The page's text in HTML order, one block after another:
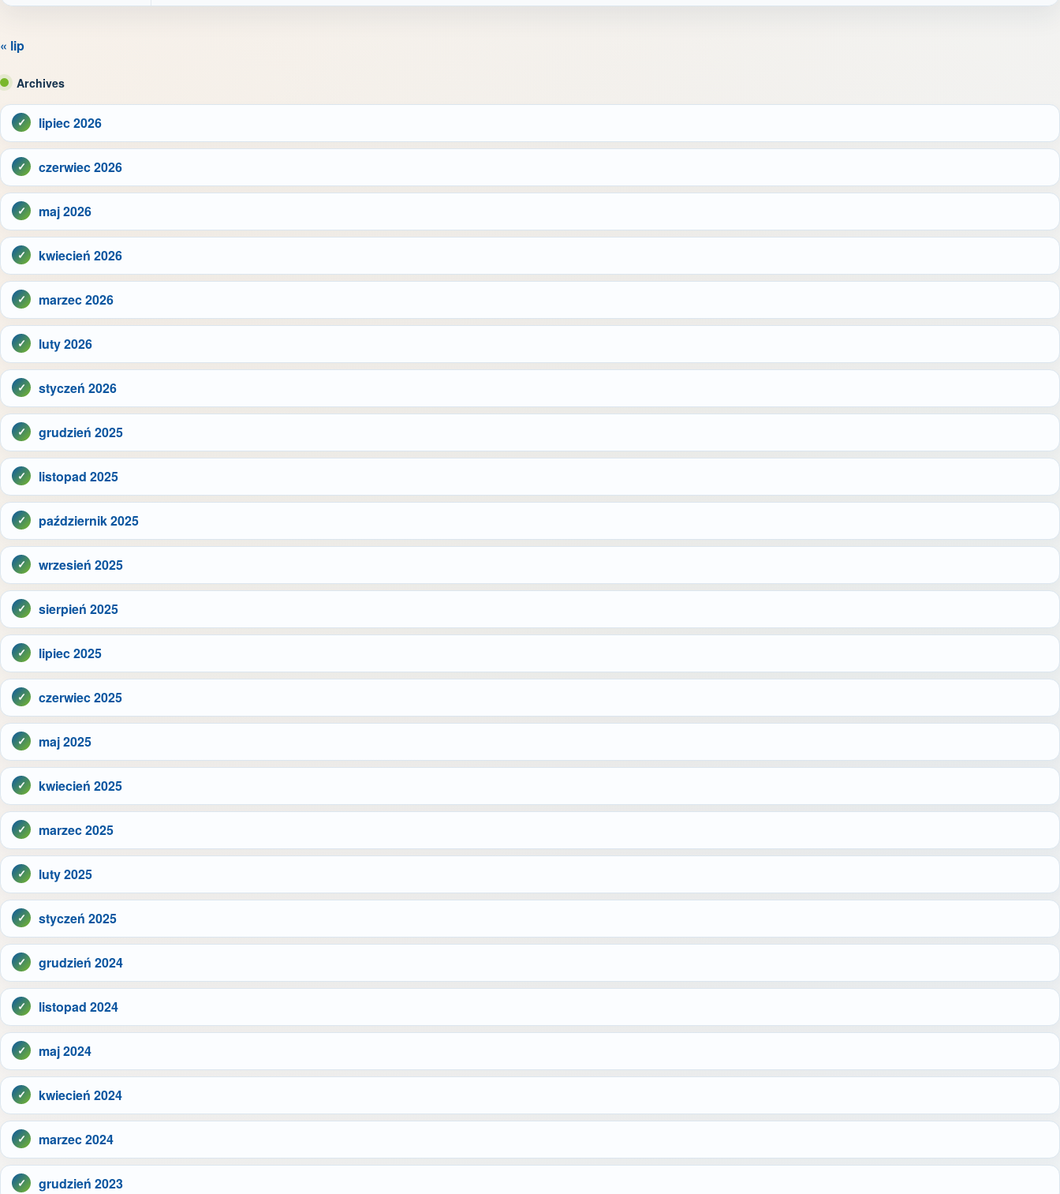
« lip
Archives
lipiec 2026
czerwiec 2026
maj 2026
kwiecień 2026
marzec 2026
luty 2026
styczeń 2026
grudzień 2025
listopad 2025
październik 2025
wrzesień 2025
sierpień 2025
lipiec 2025
czerwiec 2025
maj 2025
kwiecień 2025
marzec 2025
luty 2025
styczeń 2025
grudzień 2024
listopad 2024
maj 2024
kwiecień 2024
marzec 2024
grudzień 2023